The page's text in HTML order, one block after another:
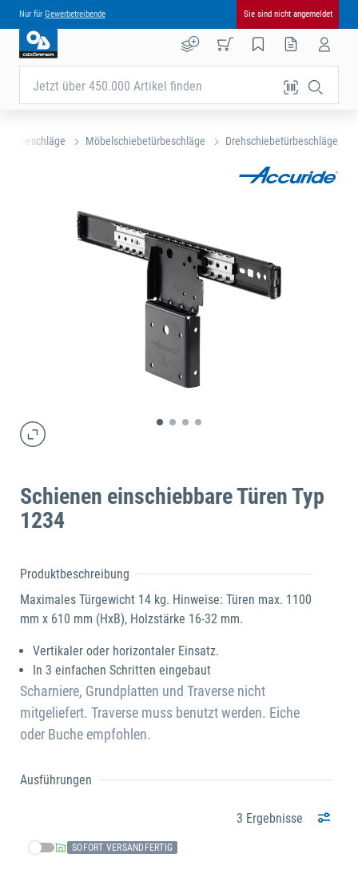
Nur für Gewerbetreibende Sie sind nicht angemeldet
Jetzt über 450.000 Artikel finden
Möbelschiebetürbeschläge Drehschiebetürbeschläge
Schienen einschiebbare Türen Typ
1234
Produktbeschreibung
Maximales Türgewicht 14 kg. Hinweise: Türen max. 1100
mm x 610 mm (HxB), Holzstärke 16-32 mm.
Vertikaler oder horizontaler Einsatz.
In 3 einfachen Schritten eingebaut
Scharniere, Grundplatten und Traverse nicht
mitgeliefert. Traverse muss benutzt werden. Eiche
oder Buche empfohlen.
Ausführungen
3 Ergebnisse
SOFORT VERSANDFERTIG